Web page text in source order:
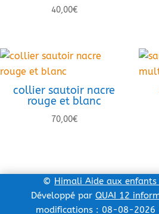
40,00€
collier sautoir nacre
rouge et blanc
70,00€
© Himali Aide aux
Développé par QUAI 12
modifications : 08-08-2026